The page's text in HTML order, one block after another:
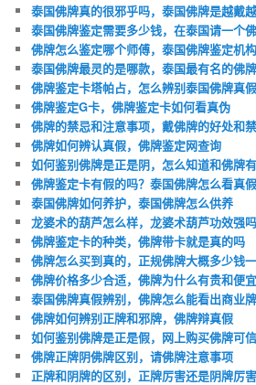
泰国佛牌真的很邪乎吗，泰国佛牌是越戴
泰国佛牌鉴定需要多少钱，在泰国请一个
佛牌怎么鉴定哪个师傅，泰国佛牌鉴定机构
泰国佛牌最灵的是哪款，泰国最有名的佛牌
佛牌鉴定卡塔帕占，怎么辨别泰国佛牌真假
佛牌鉴定G卡，佛牌鉴定卡如何看真伪
佛牌的禁忌和注意事项，戴佛牌的好处和
佛牌如何辨认真假，佛牌鉴定网查询
如何鉴别佛牌是正是阴，怎么知道和佛牌
佛牌鉴定卡有假的吗？泰国佛牌怎么看真假
泰国佛牌如何养护，泰国佛牌怎么供养
龙婆术的葫芦怎么样，龙婆术葫芦功效强吗
佛牌鉴定卡的种类，佛牌带卡就是真的吗
佛牌怎么买到真的，正规佛牌大概多少钱
佛牌价格多少合适，佛牌为什么有贵和便宜
泰国佛牌真假辨别，佛牌怎么能看出商业牌
佛牌如何辨别正牌和邪牌，佛牌辩真假
如何鉴别佛牌是正是假，网上购买佛牌可
佛牌正牌阴佛牌区别，请佛牌注意事项
正牌和阴牌的区别，正牌厉害还是阴牌厉害